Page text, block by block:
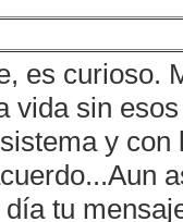
es curioso.
vida sin
y con
tu